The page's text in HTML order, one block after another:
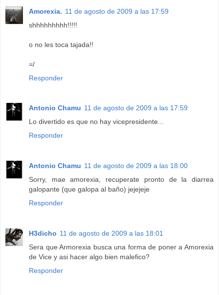
Amorexia. 11 de agosto de 2009 a las 17:59
shhhhhhhhh!!!!!
o no les toca tajada!!
=/
Responder
Antonio Chamu 11 de agosto de 2009 a las 17:59
Lo divertido es que no hay vicepresidente...
Responder
Antonio Chamu 11 de agosto de 2009 a las 18:00
Sorry, mae amorexia, recuperate pronto de la diarrea
galopante (que galopa al baño) jejejeje
Responder
H3dicho 11 de agosto de 2009 a las 18:01
Sera que Armorexia busca una forma de poner a Amorexia
de Vice y asi hacer algo bien malefico?
Responder